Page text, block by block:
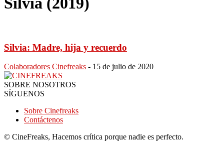
Silvia: Madre, hija y recuerdo
Colaboradores Cinefreaks - 15 de julio de 2020
SOBRE NOSOTROS
SÍGUENOS
Sobre Cinefreaks
Contáctenos
© CineFreaks, Hacemos crítica porque nadie es perfecto.